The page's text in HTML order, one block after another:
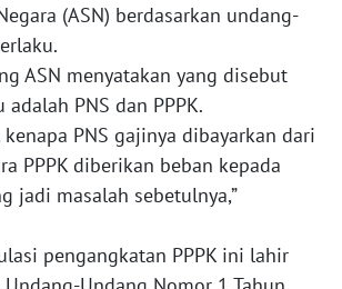
(ASN) berdasarkan undang-
ASN menyatakan yang disebut
PNS dan PPPK.
kenapa PNS gajinya dibayarkan dari
PPPK diberikan beban kepada
jadi masalah sebetulnya,”
pengangkatan PPPK ini lahir